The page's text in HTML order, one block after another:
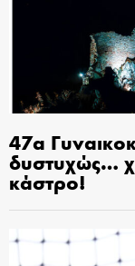
47α
δυστυχώς…
κάστρο!